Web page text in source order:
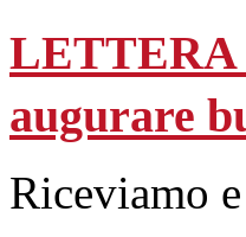
LETTERA
augurare
Riceviamo